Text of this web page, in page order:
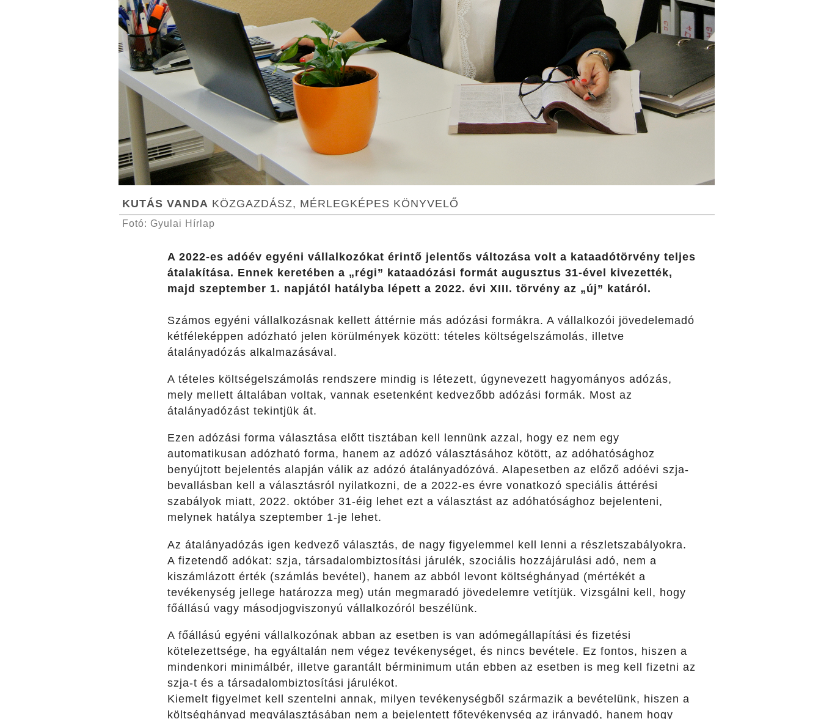
KUTÁS VANDA KÖZGAZDÁSZ, MÉRLEGKÉPES KÖNYVELŐ
Fotó: Gyulai Hírlap
A 2022-es adóév egyéni vállalkozókat érintő jelentős változása volt a kataadótörvény teljes
átalakítása. Ennek keretében a „régi” kataadózási formát augusztus 31-ével kivezették,
majd szeptember 1. napjától hatályba lépett a 2022. évi XIII. törvény az „új” katáról.
Számos egyéni vállalkozásnak kellett áttérnie más adózási formákra. A vállalkozói jövedelemadó
kétféleképpen adózható jelen körülmények között: tételes költségelszámolás, illetve
átalányadózás alkalmazásával.
A tételes költségelszámolás rendszere mindig is létezett, úgynevezett hagyományos adózás,
mely mellett általában voltak, vannak esetenként kedvezőbb adózási formák. Most az
átalányadózást tekintjük át.
Ezen adózási forma választása előtt tisztában kell lennünk azzal, hogy ez nem egy
automatikusan adózható forma, hanem az adózó választásához kötött, az adóhatósághoz
benyújtott bejelentés alapján válik az adózó átalányadózóvá. Alapesetben az előző adóévi szja-
bevallásban kell a választásról nyilatkozni, de a 2022-es évre vonatkozó speciális áttérési
szabályok miatt, 2022. október 31-éig lehet ezt a választást az adóhatósághoz bejelenteni,
melynek hatálya szeptember 1-je lehet.
Az átalányadózás igen kedvező választás, de nagy figyelemmel kell lenni a részletszabályokra.
A fizetendő adókat: szja, társadalombiztosítási járulék, szociális hozzájárulási adó, nem a
kiszámlázott érték (számlás bevétel), hanem az abból levont költséghányad (mértékét a
tevékenység jellege határozza meg) után megmaradó jövedelemre vetítjük. Vizsgálni kell, hogy
főállású vagy másodjogviszonyú vállalkozóról beszélünk.
A főállású egyéni vállalkozónak abban az esetben is van adómegállapítási és fizetési
kötelezettsége, ha egyáltalán nem végez tevékenységet, és nincs bevétele. Ez fontos, hiszen a
mindenkori minimálbér, illetve garantált bérminimum után ebben az esetben is meg kell fizetni az
szja-t és a társadalombiztosítási járulékot.
Kiemelt figyelmet kell szentelni annak, milyen tevékenységből származik a bevételünk, hiszen a
költséghányad megválasztásában nem a bejelentett főtevékenység az irányadó, hanem hogy